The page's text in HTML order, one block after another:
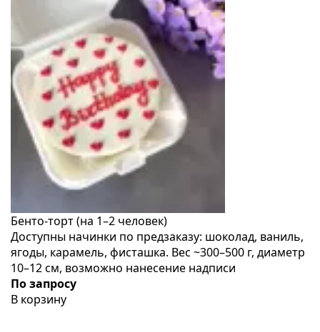
Бенто-торт (на 1–2 человек)
Доступны начинки по предзаказу: шоколад, ваниль,
ягоды, карамель, фисташка. Вес ~300–500 г, диаметр
10–12 см, возможно нанесение надписи
По запросу
В корзину